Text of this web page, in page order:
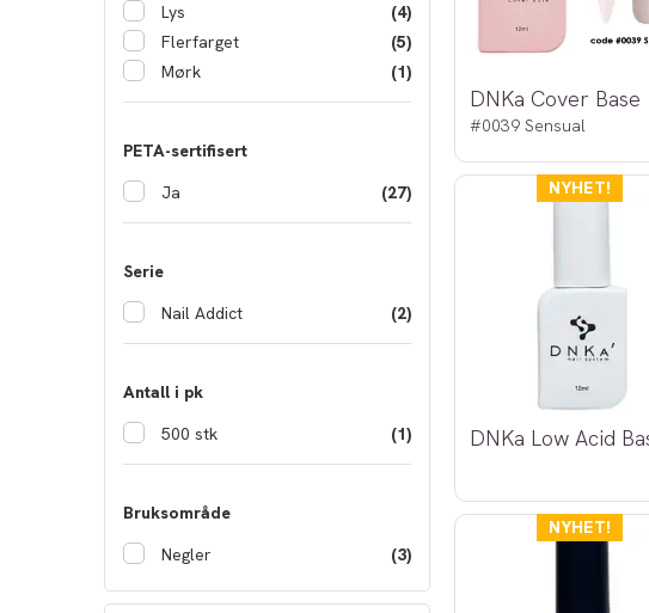
Lys
(4)
Flerfarget
(5)
Mørk
(1)
PETA-sertifisert
Ja
(27)
Serie
Nail Addict
(2)
Antall i pk
500 stk
(1)
Bruksområde
Negler
(3)
#0039 Sensual